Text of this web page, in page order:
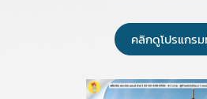
คลิกดูโปรแกรม